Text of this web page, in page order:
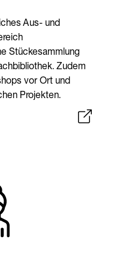
Aus- und
Stückesammlung
Zudem
vor Ort und
Projekten.